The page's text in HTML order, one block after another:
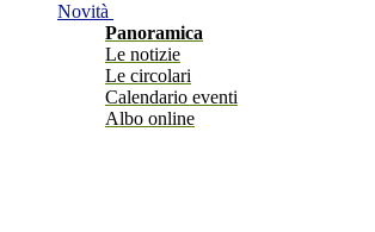
Novità
Panoramica
Le notizie
Le circolari
Calendario eventi
Albo online